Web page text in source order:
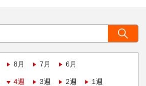
8月 7月 6月
4週 3週 2週 1週